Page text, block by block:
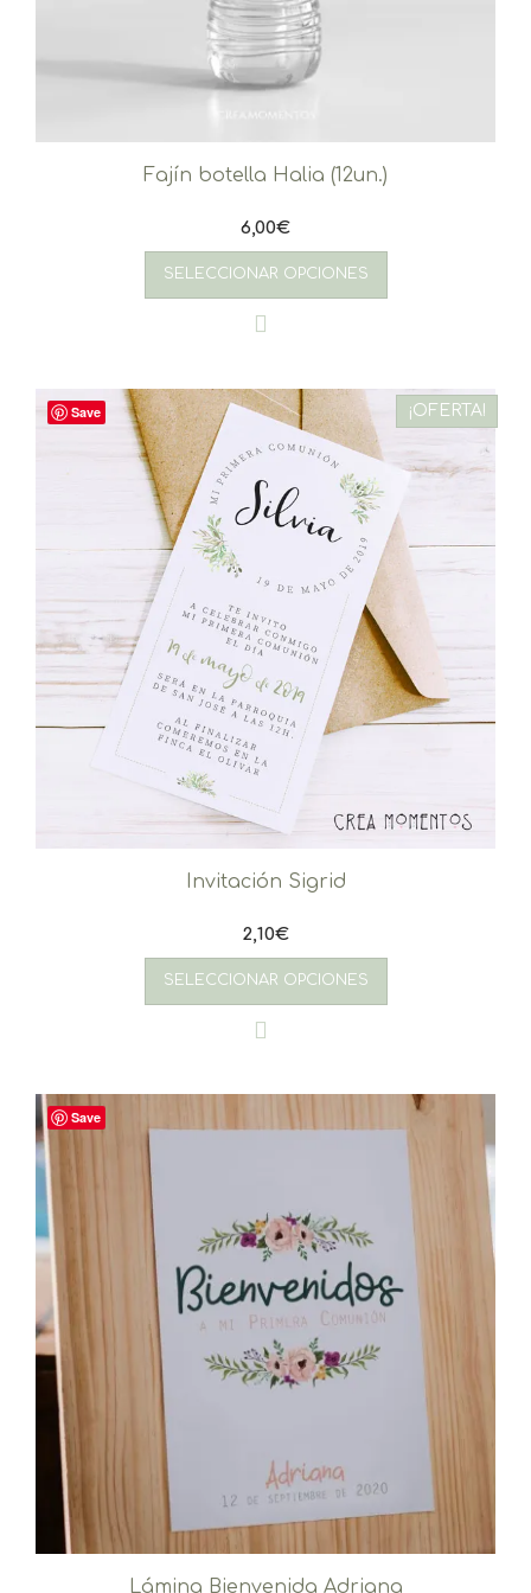
Fajín botella Halia (12un.)
6,00€
SELECCIONAR OPCIONES
Save ¡OFERTA!
Invitación Sigrid
2,10€
SELECCIONAR OPCIONES
Save
Lámina Bienvenida Adriana